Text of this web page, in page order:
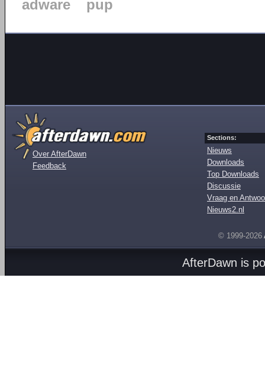
adware
pup
Over AfterDawn
Feedback
Sections:
Nieuws
Downloads
Top Downloads
Discussie
Vraag en
Nieuws2.nl
© 1999-2026
AfterDawn is